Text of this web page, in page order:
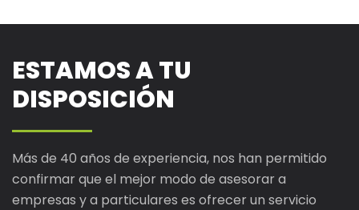
ESTAMOS A TU
DISPOSICIÓN
Más de 40 años de experiencia, nos han permitido
confirmar que el mejor modo de asesorar a
empresas y a particulares es ofrecer un servicio